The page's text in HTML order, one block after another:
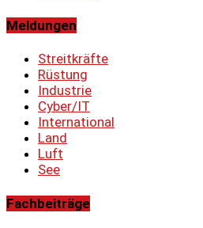
Meldungen
Streitkräfte
Rüstung
Industrie
Cyber/IT
International
Land
Luft
See
Fachbeiträge